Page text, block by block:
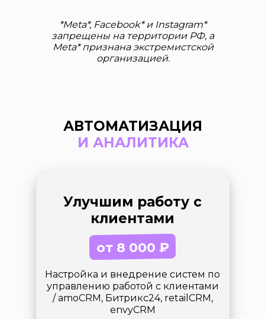
*Meta*, Facebook* и Instagram*
запрещены на территории РФ, а
Meta* признана экстремистской
организацией.
АВТОМАТИЗАЦИЯ
И АНАЛИТИКА
Улучшим работу с
клиентами
Настройка и внедрение систем по
управлению работой с клиентами
/ amoCRM, Битрикс24, retailCRM,
envyCRM
от 8 000 ₽